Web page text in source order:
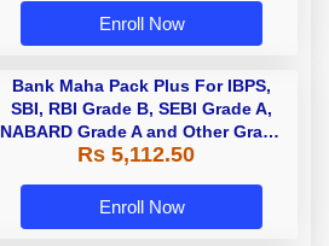
Enroll Now
Bank Maha Pack Plus For IBPS,
SBI, RBI Grade B, SEBI Grade A,
NABARD Grade A and Other Grade
A & Grade B Bank Exams
Rs 5,112.50
Enroll Now